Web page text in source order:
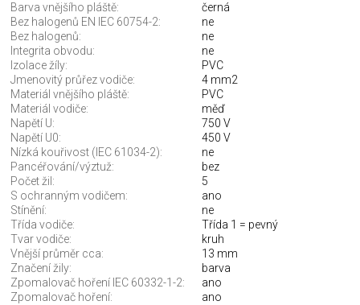
Barva vnějšího pláště:
černá
Bez halogenů EN IEC 60754-2:
ne
Bez halogenů:
ne
Integrita obvodu:
ne
Izolace žíly:
PVC
Jmenovitý průřez vodiče:
4 mm2
Materiál vnějšího pláště:
PVC
Materiál vodiče:
měď
Napětí U:
750 V
Napětí U0:
450 V
Nízká kouřivost (IEC 61034-2):
ne
Pancéřování/výztuž:
bez
Počet žil:
5
S ochranným vodičem:
ano
Stínění:
ne
Třída vodiče:
Třída 1 = pevný
Tvar vodiče:
kruh
Vnější průměr cca:
13 mm
Značení žily:
barva
Zpomalovač hoření IEC 60332-1-2:
ano
Zpomalovač hoření:
ano